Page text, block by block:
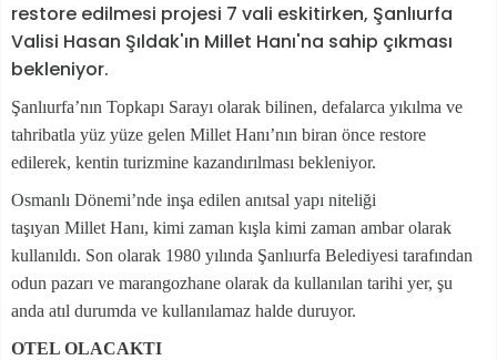
restore edilmesi projesi 7 vali eskitirken, Şanlıurfa
Valisi Hasan Şıldak'ın Millet Hanı'na sahip çıkması
bekleniyor.
Şanlıurfa’nın Topkapı Sarayı olarak bilinen, defalarca yıkılma ve
tahribatla yüz yüze gelen Millet Hanı’nın biran önce restore
edilerek, kentin turizmine kazandırılması bekleniyor.
Osmanlı Dönemi’nde inşa edilen anıtsal yapı niteliği
taşıyan Millet Hanı, kimi zaman kışla kimi zaman ambar olarak
kullanıldı. Son olarak 1980 yılında Şanlıurfa Belediyesi tarafından
odun pazarı ve marangozhane olarak da kullanılan tarihi yer, şu
anda atıl durumda ve kullanılamaz halde duruyor.
OTEL OLACAKTI